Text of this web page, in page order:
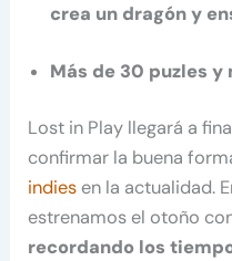
crea un dragón y
Más de 30 puzles
Lost in Play llegará a
confirmar la buena
indies en la actualidad.
estrenamos el otoño
recordando los